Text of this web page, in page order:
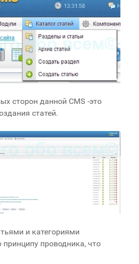
сторон данной CMS -это
статей.
и категориями
принципу проводника, что